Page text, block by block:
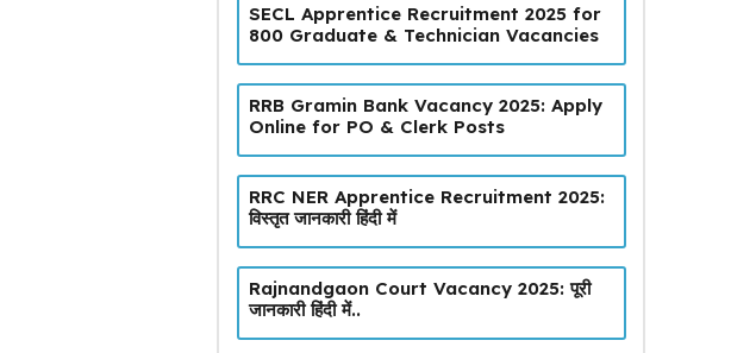
SECL Apprentice Recruitment 2025 for
800 Graduate & Technician Vacancies
RRB Gramin Bank Vacancy 2025: Apply
Online for PO & Clerk Posts
RRC NER Apprentice Recruitment 2025:
विस्तृत जानकारी हिंदी में
Rajnandgaon Court Vacancy 2025: पूरी
जानकारी हिंदी में..